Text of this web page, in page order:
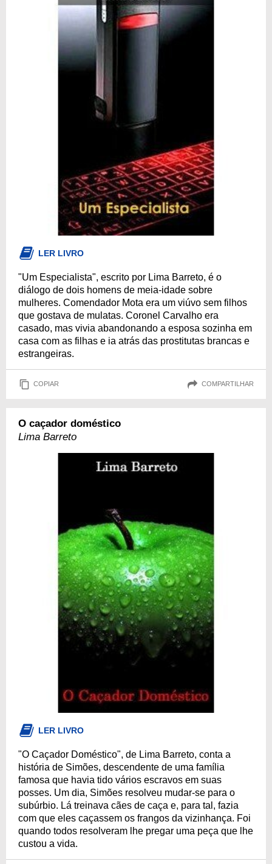
LER LIVRO
"Um Especialista", escrito por Lima Barreto, é o
diálogo de dois homens de meia-idade sobre
mulheres. Comendador Mota era um viúvo sem filhos
que gostava de mulatas. Coronel Carvalho era
casado, mas vivia abandonando a esposa sozinha em
casa com as filhas e ia atrás das prostitutas brancas e
estrangeiras.
COPIAR COMPARTILHAR
O caçador doméstico
Lima Barreto
LER LIVRO
"O Caçador Doméstico", de Lima Barreto, conta a
história de Simões, descendente de uma família
famosa que havia tido vários escravos em suas
posses. Um dia, Simões resolveu mudar-se para o
subúrbio. Lá treinava cães de caça e, para tal, fazia
com que eles caçassem os frangos da vizinhança. Foi
quando todos resolveram lhe pregar uma peça que lhe
custou a vida.